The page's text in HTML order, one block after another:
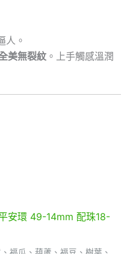
人。
美無裂紋 。上手觸感溫潤